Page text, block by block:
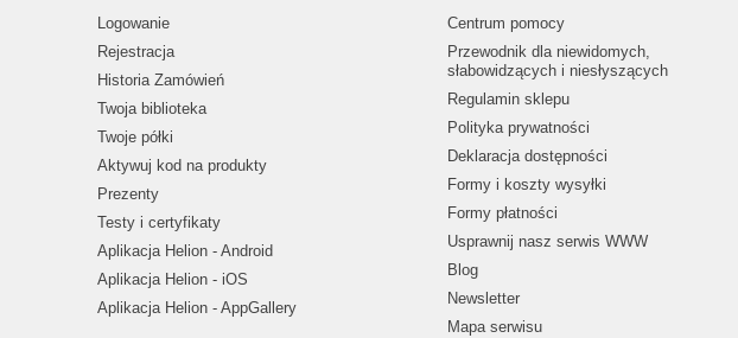
Logowanie
Rejestracja
Historia Zamówień
Twoja biblioteka
Twoje półki
Aktywuj kod na produkty
Prezenty
Testy i certyfikaty
Aplikacja Helion - Android
Aplikacja Helion - iOS
Aplikacja Helion - AppGallery
Centrum pomocy
Przewodnik dla niewidomych,
słabowidzących i niesłyszących
Regulamin sklepu
Polityka prywatności
Deklaracja dostępności
Formy i koszty wysyłki
Formy płatności
Usprawnij nasz serwis WWW
Blog
Newsletter
Mapa serwisu